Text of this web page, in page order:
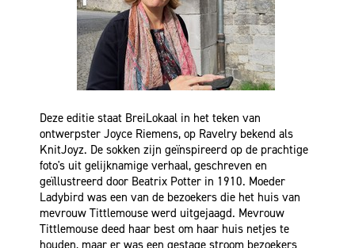
Deze editie staat BreiLokaal in het teken van
ontwerpster Joyce Riemens, op Ravelry bekend als
KnitJoyz. De sokken zijn geïnspireerd op de prachtige
foto's uit gelijknamige verhaal, geschreven en
geïllustreerd door Beatrix Potter in 1910. Moeder
Ladybird was een van de bezoekers die het huis van
mevrouw Tittlemouse werd uitgejaagd. Mevrouw
Tittlemouse deed haar best om haar huis netjes te
houden, maar er was een gestage stroom bezoekers